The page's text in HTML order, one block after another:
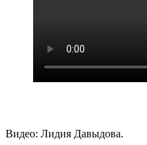
Видео: Лидия Давыдова.